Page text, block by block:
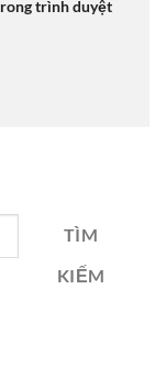
trình duyệt
TÌM
KIẾM